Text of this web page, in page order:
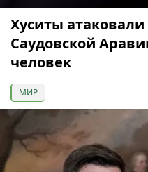
Хуситы
Саудовской
человек
МИР